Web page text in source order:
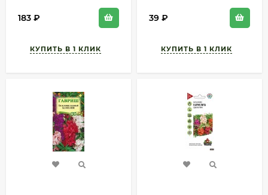
183 ₽
39 ₽